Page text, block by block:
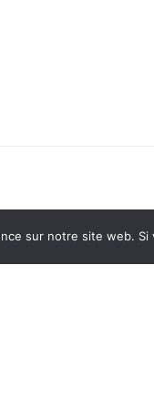
Les 15
sur notre site web.